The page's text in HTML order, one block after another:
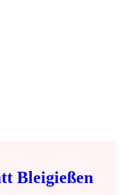
Bleigießen